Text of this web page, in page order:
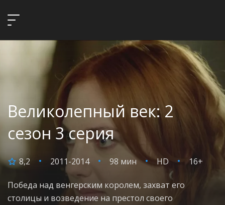
Великолепный век: 2
сезон 3 серия
8,2 2011-2014 98 мин HD 16+
Победа над венгерским королем, захват его
столицы и возведение на престол своего